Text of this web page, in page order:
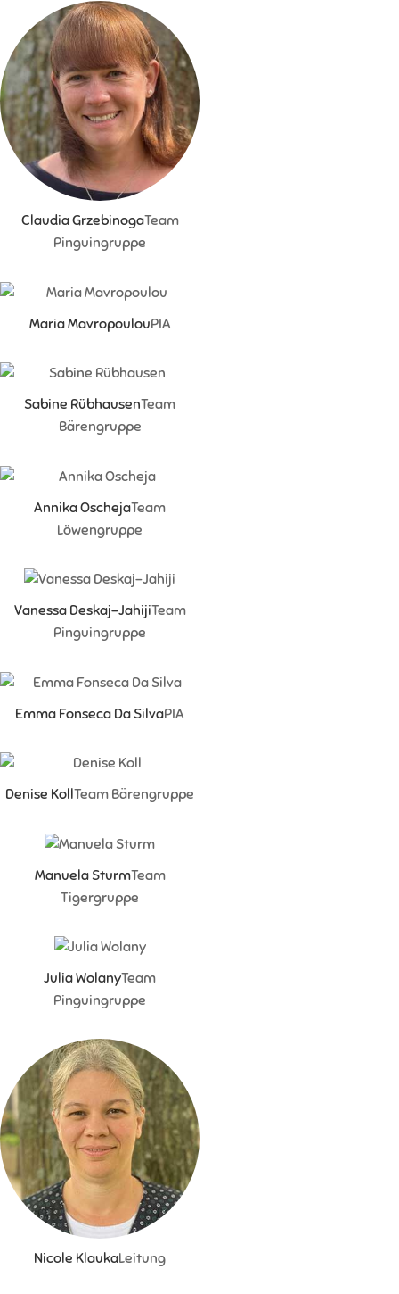
Claudia GrzebinogaTeam
Pinguingruppe
Maria MavropoulouPIA
Sabine RübhausenTeam
Bärengruppe
Annika OschejaTeam
Löwengruppe
Vanessa Deskaj-JahijiTeam
Pinguingruppe
Emma Fonseca Da SilvaPIA
Denise KollTeam Bärengruppe
Manuela SturmTeam
Tigergruppe
Julia WolanyTeam
Pinguingruppe
Nicole KlaukaLeitung